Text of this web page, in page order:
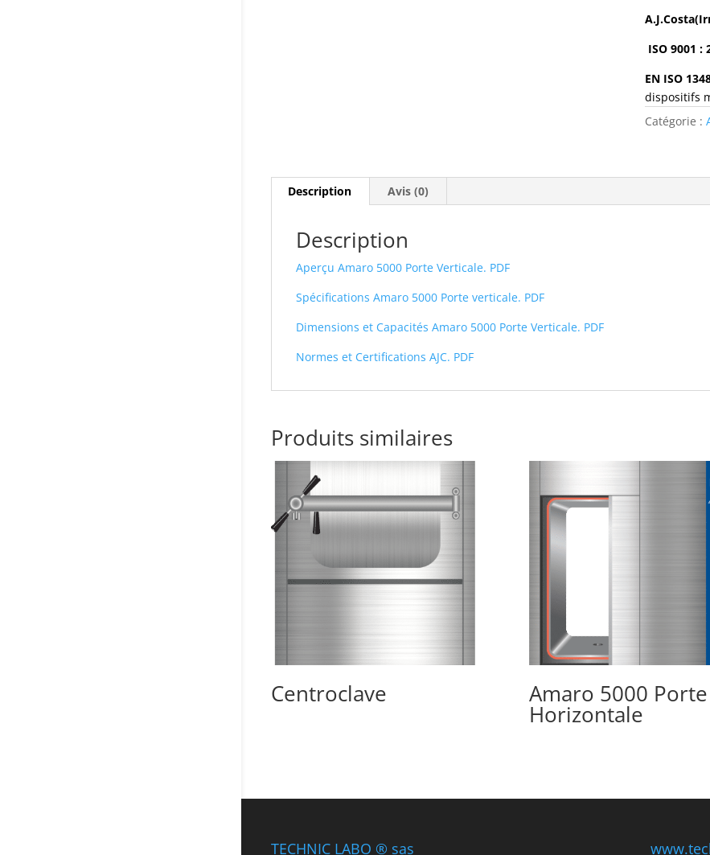
ISO 9001 :
EN ISO
dispositifs
Catégorie :
Description Avis (0)
Description
Aperçu Amaro 5000 Porte Verticale. PDF
Spécifications Amaro 5000 Porte verticale. PDF
Dimensions et Capacités Amaro 5000 Porte Verticale. PDF
Normes et Certifications AJC. PDF
Produits similaires
Centroclave Amaro 5000 Porte
Horizontale
TECHNIC LABO ® sas